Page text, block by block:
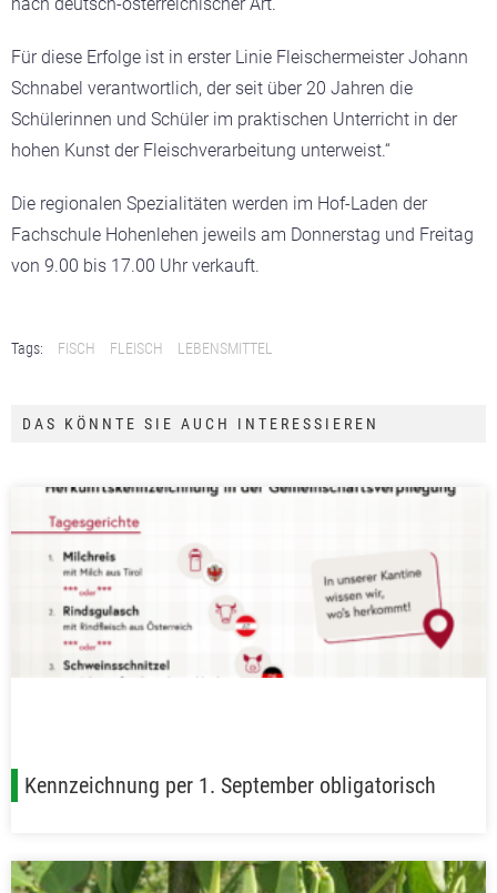
nach deutsch-österreichischer Art.
Für diese Erfolge ist in erster Linie Fleischermeister Johann
Schnabel verantwortlich, der seit über 20 Jahren die
Schülerinnen und Schüler im praktischen Unterricht in der
hohen Kunst der Fleischverarbeitung unterweist.“
Die regionalen Spezialitäten werden im Hof-Laden der
Fachschule Hohenlehen jeweils am Donnerstag und Freitag
von 9.00 bis 17.00 Uhr verkauft.
Tags: FISCH FLEISCH LEBENSMITTEL
DAS KÖNNTE SIE AUCH INTERESSIEREN
Kennzeichnung per 1. September obligatorisch